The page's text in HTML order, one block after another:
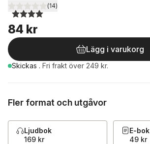
4,0utav 5 stjärnor. Totalt antal röster:
(14)
84 kr
Lägg i varukorg
Skickas . Fri frakt över 249 kr.
Fler format och utgåvor
Ljudbok
169 kr
E-bok
49 kr